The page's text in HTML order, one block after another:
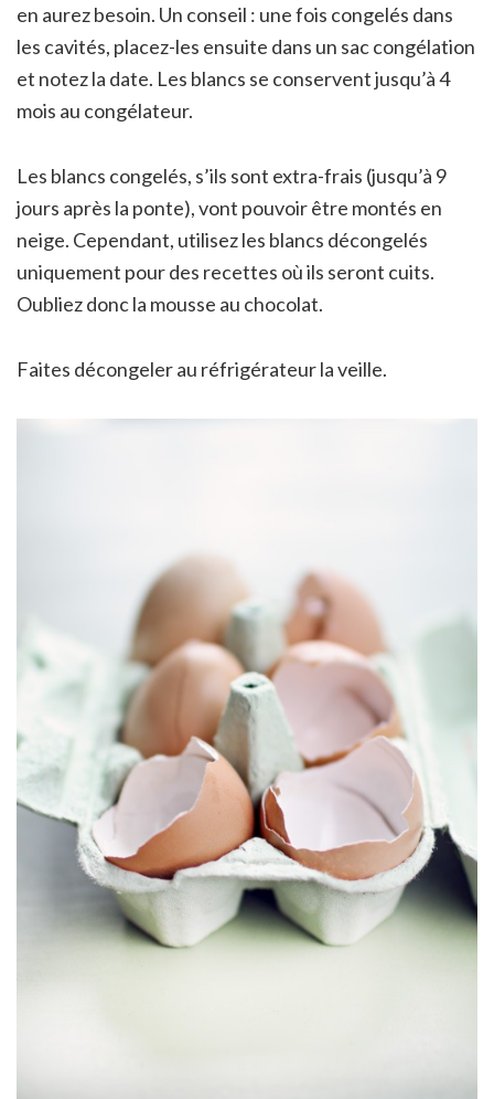
en aurez besoin. Un conseil : une fois congelés dans
les cavités, placez-les ensuite dans un sac congélation
et notez la date. Les blancs se conservent jusqu’à 4
mois au congélateur.
Les blancs congelés, s’ils sont extra-frais (jusqu’à 9
jours après la ponte), vont pouvoir être montés en
neige. Cependant, utilisez les blancs décongelés
uniquement pour des recettes où ils seront cuits.
Oubliez donc la mousse au chocolat.
Faites décongeler au réfrigérateur la veille.